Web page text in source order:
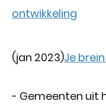
ontwikkeling
(jan 2023)Je
- Gemeenten uit